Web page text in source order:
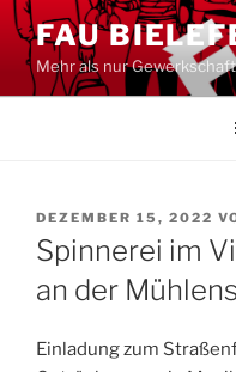
Zum
Inhalt
springen
FAU
Mehr als nur Gewerkschaft
VERÖFFENTLICHT
AM
DEZEMBER 15, 2022
Spinnerei im
an der
Einladung zum